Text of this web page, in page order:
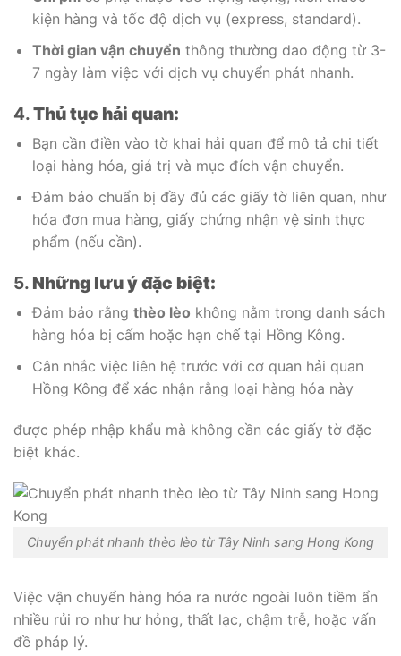
kiện hàng và tốc độ dịch vụ (express, standard).
Thời gian vận chuyển thông thường dao động từ 3-
7 ngày làm việc với dịch vụ chuyển phát nhanh.
4.Thủ tục hải quan:
Bạn cần điền vào tờ khai hải quan để mô tả chi tiết
loại hàng hóa, giá trị và mục đích vận chuyển.
Đảm bảo chuẩn bị đầy đủ các giấy tờ liên quan, như
hóa đơn mua hàng, giấy chứng nhận vệ sinh thực
phẩm (nếu cần).
5. Những lưu ý đặc biệt:
Đảm bảo rằng thèo lèo không nằm trong danh sách
hàng hóa bị cấm hoặc hạn chế tại Hồng Kông.
Cân nhắc việc liên hệ trước với cơ quan hải quan
Hồng Kông để xác nhận rằng loại hàng hóa này
được phép nhập khẩu mà không cần các giấy tờ đặc
biệt khác.
Chuyển phát nhanh thèo lèo từ Tây Ninh sang Hong Kong
Việc vận chuyển hàng hóa ra nước ngoài luôn tiềm ẩn
nhiều rủi ro như hư hỏng, thất lạc, chậm trễ, hoặc vấn
đề pháp lý.